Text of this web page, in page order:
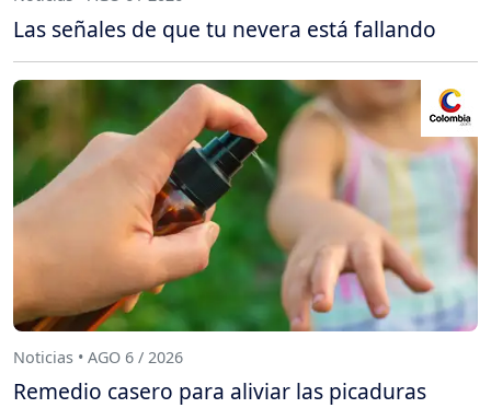
Las señales de que tu nevera está fallando
Noticias • AGO 6 / 2026
Remedio casero para aliviar las picaduras